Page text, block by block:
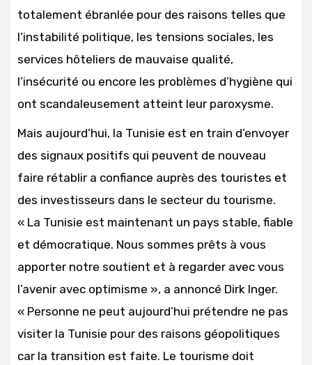
totalement ébranlée pour des raisons telles que
l’instabilité politique, les tensions sociales, les
services hôteliers de mauvaise qualité,
l’insécurité ou encore les problèmes d’hygiène qui
ont scandaleusement atteint leur paroxysme.
Mais aujourd’hui, la Tunisie est en train d’envoyer
des signaux positifs qui peuvent de nouveau
faire rétablir a confiance auprès des touristes et
des investisseurs dans le secteur du tourisme.
« La Tunisie est maintenant un pays stable, fiable
et démocratique. Nous sommes prêts à vous
apporter notre soutient et à regarder avec vous
l’avenir avec optimisme », a annoncé Dirk Inger.
« Personne ne peut aujourd’hui prétendre ne pas
visiter la Tunisie pour des raisons géopolitiques
car la transition est faite. Le tourisme doit